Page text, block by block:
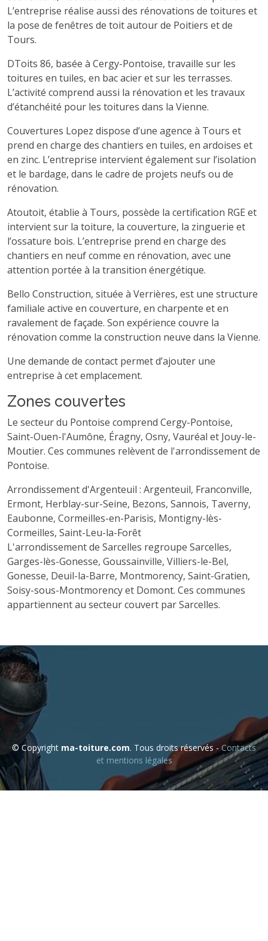
L’entreprise réalise aussi des rénovations de toitures et
la pose de fenêtres de toit autour de Poitiers et de
Tours.
DToits 86, basée à Cergy-Pontoise, travaille sur les
toitures en tuiles, en bac acier et sur les terrasses.
L’activité comprend aussi la rénovation et les travaux
d’étanchéité pour les toitures dans la Vienne.
Couvertures Lopez dispose d’une agence à Tours et
prend en charge des chantiers en tuiles, en ardoises et
en zinc. L’entreprise intervient également sur l’isolation
et le bardage, dans le cadre de projets neufs ou de
rénovation.
Atoutoit, établie à Tours, possède la certification RGE et
intervient sur la toiture, la couverture, la zinguerie et
l’ossature bois. L’entreprise prend en charge des
chantiers en neuf comme en rénovation, avec une
attention portée à la transition énergétique.
Bello Construction, située à Verrières, est une structure
familiale active en couverture, en charpente et en
ravalement de façade. Son expérience couvre la
rénovation comme la construction neuve dans la Vienne.
Une demande de contact permet d’ajouter une
entreprise à cet emplacement.
Zones couvertes
Le secteur du Pontoise comprend Cergy-Pontoise,
Saint-Ouen-l'Aumône, Éragny, Osny, Vauréal et Jouy-le-
Moutier. Ces communes relèvent de l'arrondissement de
Pontoise.
Arrondissement d'Argenteuil : Argenteuil, Franconville,
Ermont, Herblay-sur-Seine, Bezons, Sannois, Taverny,
Eaubonne, Cormeilles-en-Parisis, Montigny-lès-
Cormeilles, Saint-Leu-la-Forêt
L'arrondissement de Sarcelles regroupe Sarcelles,
Garges-lès-Gonesse, Goussainville, Villiers-le-Bel,
Gonesse, Deuil-la-Barre, Montmorency, Saint-Gratien,
Soisy-sous-Montmorency et Domont. Ces communes
appartiennent au secteur couvert par Sarcelles.
© Copyright ma-toiture.com. Tous droits réservés - Contacts
et mentions légales